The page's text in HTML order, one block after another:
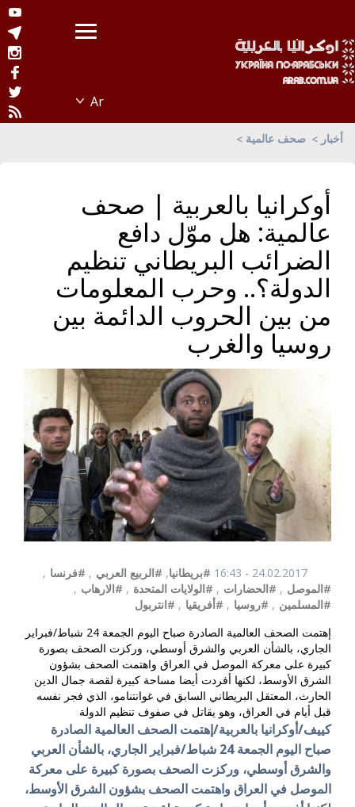
أخبار صحف عالمية
أوكرانيا بالعربية | صحف
عالمية: هل موّل دافع
الضرائب البريطاني تنظيم
الدولة؟.. وحرب المعلومات
من بين الحروب الدائمة بين
روسيا والغرب
24.02.2017 - 16:43 #بريطانيا, #الربيع العربي , #فرنسا ,
#الموصل , #الحضارات , #الولايات المتحدة , #الارهاب ,
#المسلمين , #روسيا , #أفريقيا , #انتربول
إهتمت الصحف العالمية الصادرة صباح اليوم الجمعة 24 شباط/فبراير
الجاري، بالشأن العربي والشرق أوسطي، وركزت الصحف بصورة
كبيرة على معركة الموصل في العراق واهتمت الصحف بشؤون
الشرق الأوسط، لكنها أفردت أيضا مساحة كبيرة لقصة جمال الدين
الحارث، المعتقل البريطاني السابق في غوانتنامو، الذي فجر نفسه
قبل أيام في العراق، وهو يقاتل في صفوف تنظيم الدولة
كييف/أوكرانيا بالعربية/إهتمت الصحف العالمية الصادرة
صباح اليوم الجمعة 24 شباط/فبراير الجاري، بالشأن العربي
والشرق أوسطي، وركزت الصحف بصورة كبيرة على معركة
الموصل في العراق واهتمت الصحف بشؤون الشرق الأوسط،